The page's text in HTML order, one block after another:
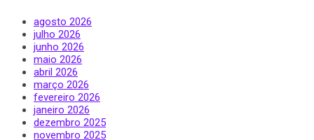
agosto 2026
julho 2026
junho 2026
maio 2026
abril 2026
março 2026
fevereiro 2026
janeiro 2026
dezembro 2025
novembro 2025